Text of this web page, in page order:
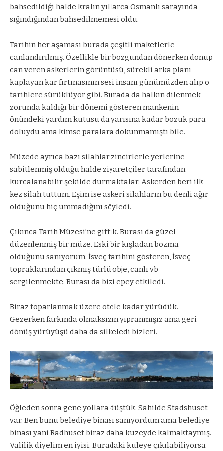
bahsedildiği halde kralın yıllarca Osmanlı sarayında
sığındığından bahsedilmemesi oldu.
Tarihin her aşaması burada çeşitli maketlerle
canlandırılmış. Özellikle bir bozgundan dönerken donup
can veren askerlerin görüntüsü, sürekli arka planı
kaplayan kar fırtınasının sesi insanı günümüzden alıp o
tarihlere sürüklüyor gibi. Burada da halkın dilenmek
zorunda kaldığı bir dönemi gösteren mankenin
önündeki yardım kutusu da yarısına kadar bozuk para
doluydu ama kimse paralara dokunmamıştı bile.
Müzede ayrıca bazı silahlar zincirlerle yerlerine
sabitlenmiş olduğu halde ziyaretçiler tarafından
kurcalanabilir şekilde durmaktalar. Askerden beri ilk
kez silah tuttum. Eşim ise askeri silahların bu denli ağır
olduğunu hiç ummadığını söyledi.
Çıkınca Tarih Müzesi’ne gittik. Burası da güzel
düzenlenmiş bir müze. Eski bir kışladan bozma
olduğunu sanıyorum. İsveç tarihini gösteren, İsveç
topraklarından çıkmış türlü obje, canlı vb
sergilenmekte. Burası da bizi epey etkiledi.
Biraz toparlanmak üzere otele kadar yürüdük.
Gezerken farkında olmaksızın yıpranmışız ama geri
dönüş yürüyüşü daha da silkeledi bizleri.
Öğleden sonra gene yollara düştük. Sahilde Stadshuset
var. Ben bunu belediye binası sanıyordum ama belediye
binası yani Radhuset biraz daha kuzeyde kalmaktaymış.
Valilik diyelim en iyisi. Buradaki kuleye çıkılabiliyorsa